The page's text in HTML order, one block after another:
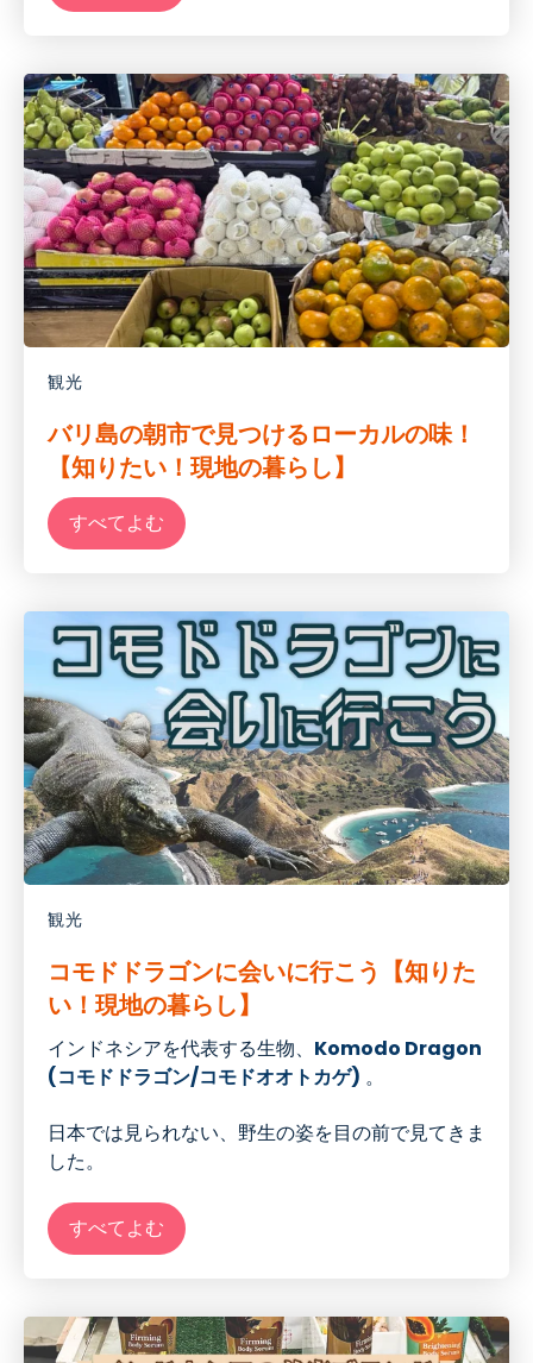
観光
バリ島の朝市で見つけるローカルの味！
【知りたい！現地の暮らし】
すべてよむ
観光
コモドドラゴンに会いに行こう【知りた
い！現地の暮らし】
インドネシアを代表する生物、 Komodo Dragon
(コモドドラゴン/コモドオオトカゲ) 。
日本では見られない、 野生の姿を目の前で見てきま
した。
すべてよむ